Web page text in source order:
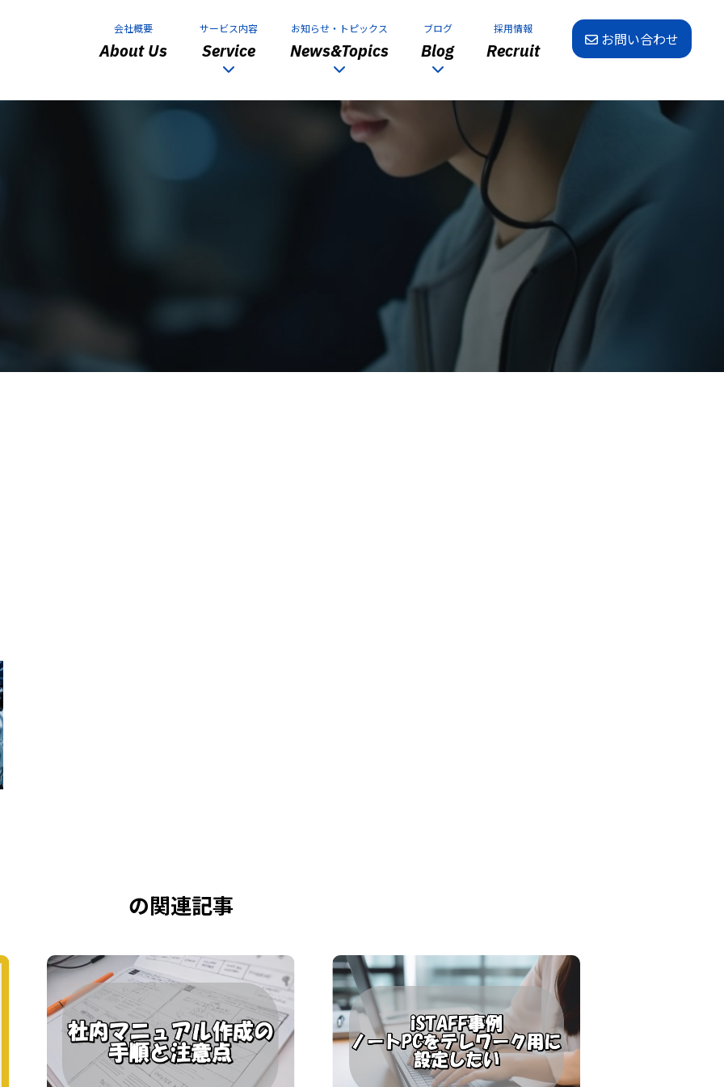
会社概要
About Us
サービス内容
Service
お知らせ・トピックス
News&Topics
ブログ
Blog
採用情報
Recruit
お問い合わせ
の関連記事